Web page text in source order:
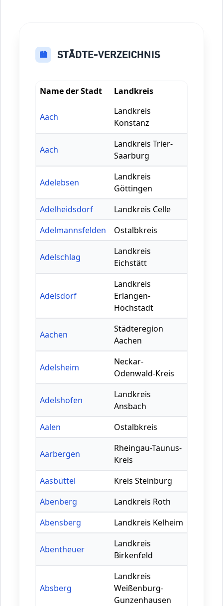
🏙️ STÄDTE-VERZEICHNIS
Name der Stadt Landkreis
Aach
Landkreis
Konstanz
Aach
Landkreis Trier-
Saarburg
Adelebsen
Landkreis
Göttingen
Adelheidsdorf
Landkreis Celle
Adelmannsfelden
Ostalbkreis
Adelschlag
Landkreis
Eichstätt
Adelsdorf
Landkreis
Erlangen-
Höchstadt
Aachen
Städteregion
Aachen
Adelsheim
Neckar-
Odenwald-Kreis
Adelshofen
Landkreis
Ansbach
Aalen
Ostalbkreis
Aarbergen
Rheingau-Taunus-
Kreis
Aasbüttel
Kreis Steinburg
Abenberg
Landkreis Roth
Abensberg
Landkreis Kelheim
Abentheuer
Landkreis
Birkenfeld
Absberg
Landkreis
Weißenburg-
Gunzenhausen